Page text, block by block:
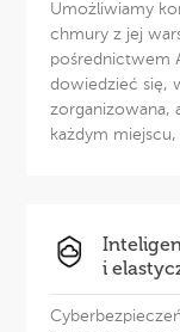
Umożliwiamy
chmury z jej
pośrednictwem
dowiedzieć się,
zorganizowana,
każdym
i